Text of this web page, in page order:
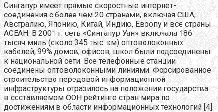
Сингапур имеет прямые скоростные интернет-
соединения с более чем 20 странами, включая США,
Австралию, Японию, Китай, Индию, Европу и все страны
АСЕАН. В 2001 г. сеть «Сингапур Уан» включала 186
тысяч миль (около 345 тыс. км) оптоволоконных
кабелей, 99% домов, офисов, школ были подсоединены
к национальной сети. Все телефонные станции
соединены оптоволоконными линиями. Форсированное
строительство передовой информационной
инфраструктуры отразилось на положении государства
в составляемом ООН рейтинге стран мира по
достижениям в области информационных технологий [4].